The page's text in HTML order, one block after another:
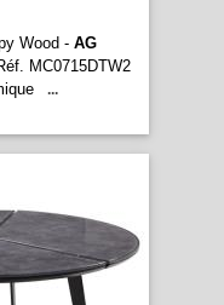
Wood - AG
MC0715DTW2
...